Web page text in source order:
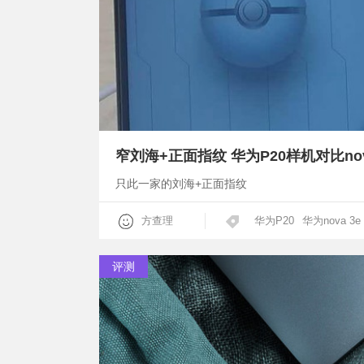
窄刘海+正面指纹 华为P20样机对比
只此一家的刘海+正面指纹
方查理 华为P20 华为nova 3e
评测